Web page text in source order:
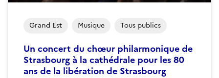
Un concert du chœur philarmonique de
Strasbourg à la cathédrale pour les 80
ans de la libération de Strasbourg
Grand Est Musique Tous publics